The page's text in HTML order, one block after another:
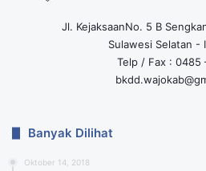
Jl. KejaksaanNo. 5 B
Sulawesi Selatan -
Telp / Fax : 0485
Banyak Dilihat
Oktober 14, 2018